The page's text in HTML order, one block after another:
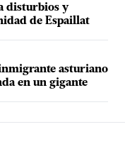
disturbios y
de Espaillat
asturiano
en un gigante